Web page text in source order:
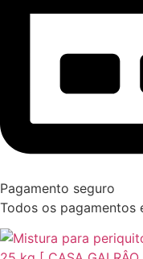
Pagamento seguro
Todos os pagamentos